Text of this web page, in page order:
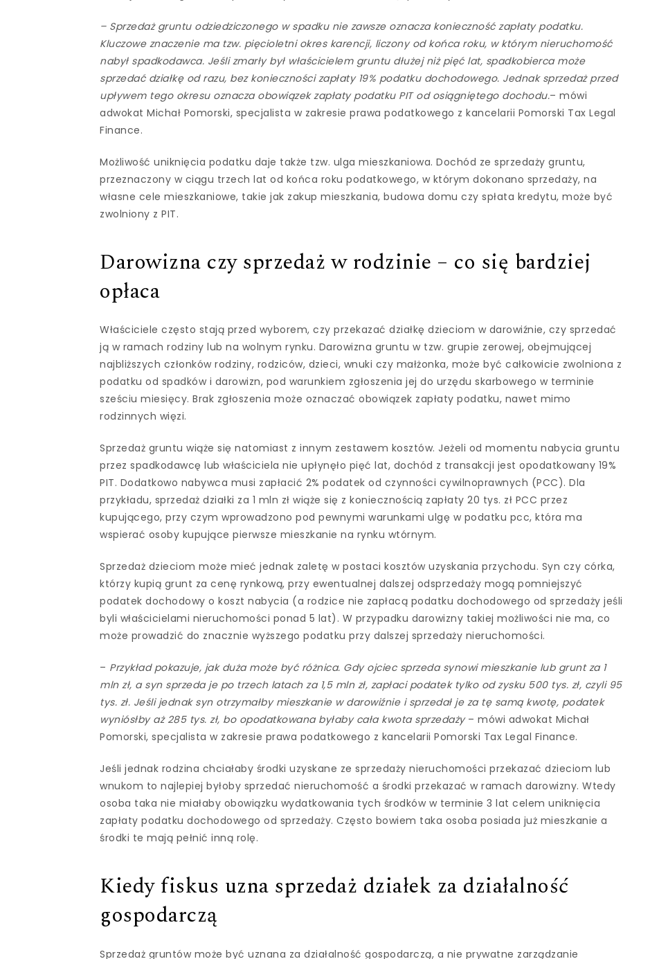
– Sprzedaż gruntu odziedziczonego w spadku nie zawsze oznacza konieczność zapłaty podatku.
Kluczowe znaczenie ma tzw. pięcioletni okres karencji, liczony od końca roku, w którym nieruchomość
nabył spadkodawca. Jeśli zmarły był właścicielem gruntu dłużej niż pięć lat, spadkobierca może
sprzedać działkę od razu, bez konieczności zapłaty 19% podatku dochodowego. Jednak sprzedaż przed
upływem tego okresu oznacza obowiązek zapłaty podatku PIT od osiągniętego dochodu.– mówi
adwokat Michał Pomorski, specjalista w zakresie prawa podatkowego z kancelarii Pomorski Tax Legal
Finance.
Możliwość uniknięcia podatku daje także tzw. ulga mieszkaniowa. Dochód ze sprzedaży gruntu,
przeznaczony w ciągu trzech lat od końca roku podatkowego, w którym dokonano sprzedaży, na
własne cele mieszkaniowe, takie jak zakup mieszkania, budowa domu czy spłata kredytu, może być
zwolniony z PIT.
Darowizna czy sprzedaż w rodzinie – co się bardziej
opłaca
Właściciele często stają przed wyborem, czy przekazać działkę dzieciom w darowiźnie, czy sprzedać
ją w ramach rodziny lub na wolnym rynku. Darowizna gruntu w tzw. grupie zerowej, obejmującej
najbliższych członków rodziny, rodziców, dzieci, wnuki czy małżonka, może być całkowicie zwolniona z
podatku od spadków i darowizn, pod warunkiem zgłoszenia jej do urzędu skarbowego w terminie
sześciu miesięcy. Brak zgłoszenia może oznaczać obowiązek zapłaty podatku, nawet mimo
rodzinnych więzi.
Sprzedaż gruntu wiąże się natomiast z innym zestawem kosztów. Jeżeli od momentu nabycia gruntu
przez spadkodawcę lub właściciela nie upłynęło pięć lat, dochód z transakcji jest opodatkowany 19%
PIT. Dodatkowo nabywca musi zapłacić 2% podatek od czynności cywilnoprawnych (PCC). Dla
przykładu, sprzedaż działki za 1 mln zł wiąże się z koniecznością zapłaty 20 tys. zł PCC przez
kupującego, przy czym wprowadzono pod pewnymi warunkami ulgę w podatku pcc, która ma
wspierać osoby kupujące pierwsze mieszkanie na rynku wtórnym.
Sprzedaż dzieciom może mieć jednak zaletę w postaci kosztów uzyskania przychodu. Syn czy córka,
którzy kupią grunt za cenę rynkową, przy ewentualnej dalszej odsprzedaży mogą pomniejszyć
podatek dochodowy o koszt nabycia (a rodzice nie zapłacą podatku dochodowego od sprzedaży jeśli
byli właścicielami nieruchomości ponad 5 lat). W przypadku darowizny takiej możliwości nie ma, co
może prowadzić do znacznie wyższego podatku przy dalszej sprzedaży nieruchomości.
– Przykład pokazuje, jak duża może być różnica. Gdy ojciec sprzeda synowi mieszkanie lub grunt za 1
mln zł, a syn sprzeda je po trzech latach za 1,5 mln zł, zapłaci podatek tylko od zysku 500 tys. zł, czyli 95
tys. zł. Jeśli jednak syn otrzymałby mieszkanie w darowiźnie i sprzedał je za tę samą kwotę, podatek
wyniósłby aż 285 tys. zł, bo opodatkowana byłaby cała kwota sprzedaży– mówi adwokat Michał
Pomorski, specjalista w zakresie prawa podatkowego z kancelarii Pomorski Tax Legal Finance.
Jeśli jednak rodzina chciałaby środki uzyskane ze sprzedaży nieruchomości przekazać dzieciom lub
wnukom to najlepiej byłoby sprzedać nieruchomość a środki przekazać w ramach darowizny. Wtedy
osoba taka nie miałaby obowiązku wydatkowania tych środków w terminie 3 lat celem uniknięcia
zapłaty podatku dochodowego od sprzedaży. Często bowiem taka osoba posiada już mieszkanie a
środki te mają pełnić inną rolę.
Kiedy fiskus uzna sprzedaż działek za działalność
gospodarczą
Sprzedaż gruntów może być uznana za działalność gospodarczą, a nie prywatne zarządzanie